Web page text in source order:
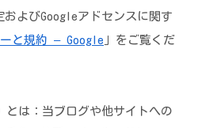
およびGoogleアドセンスに関す
と規約 – Google 」をご覧くだ
とは：当ブログや他サイトへの